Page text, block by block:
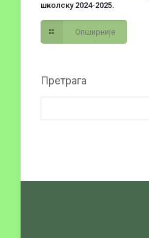
школску 2024-2025.
Опширније
Претрага